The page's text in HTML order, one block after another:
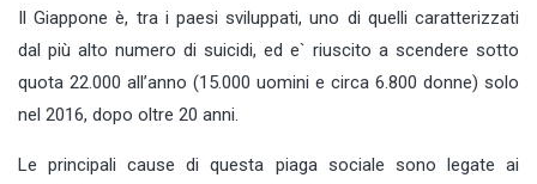
Il Giappone è, tra i paesi sviluppati, uno di quelli caratterizzati
dal più alto numero di suicidi, ed e` riuscito a scendere sotto
quota 22.000 all’anno (15.000 uomini e circa 6.800 donne) solo
nel 2016, dopo oltre 20 anni.
Le principali cause di questa piaga sociale sono legate ai